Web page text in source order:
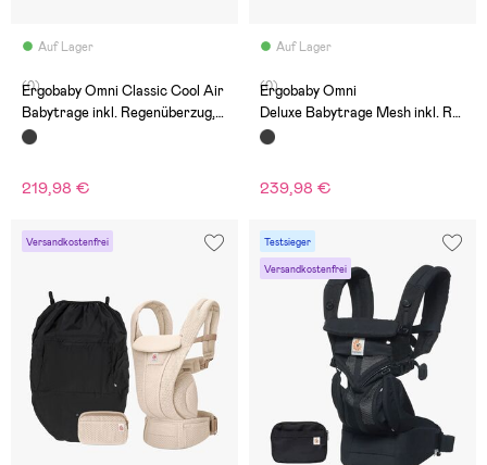
Auf Lager
(0)
Ergobaby Omni Classic Cool Air
Babytrage inkl. Regenüberzug,
Schwarz
219,98 €
Auf Lager
(0)
Ergobaby Omni
Deluxe Babytrage Mesh inkl. Re
genüberzug, Onyx Black
239,98 €
Versandkostenfrei Testsieger
Versandkostenfrei